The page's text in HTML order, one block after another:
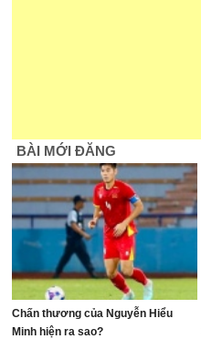
BÀI MỚI ĐĂNG
Chấn thương của Nguyễn Hiểu
Minh hiện ra sao?